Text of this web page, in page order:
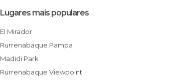
Lugares mais populares
El Mirador
Rurrenabaque Pampa
Madidi Park
Rurrenabaque Viewpoint